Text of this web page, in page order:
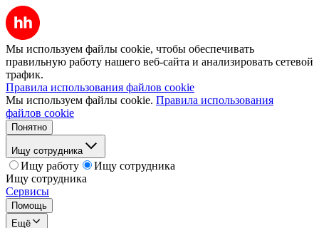
Мы используем файлы cookie, чтобы обеспечивать
правильную работу нашего веб-сайта и анализировать сетевой
трафик.
Правила использования файлов cookie
Мы используем файлы cookie. Правила использования
файлов cookie
Понятно
Ищу сотрудника
Ищу работу
Ищу сотрудника
Ищу сотрудника
Сервисы
Помощь
Ещё